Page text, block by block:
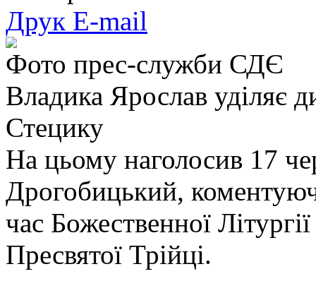
Друк E-mail
Фото прес-служби СДЄ
Владика Ярослав уділяє
Стецику
На цьому наголосив 17
Дрогобицький,
час Божественної
Пресвятої Трійці.